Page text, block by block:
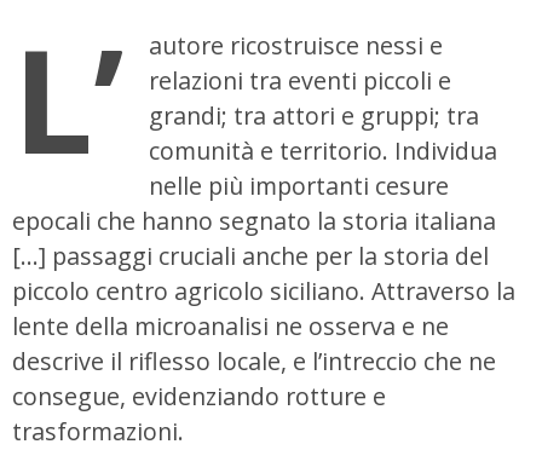
L’
autore ricostruisce nessi e
relazioni tra eventi piccoli e
grandi; tra attori e gruppi; tra
comunità e territorio. Individua
nelle più importanti cesure
epocali che hanno segnato la storia italiana
[…] passaggi cruciali anche per la storia del
piccolo centro agricolo siciliano. Attraverso la
lente della microanalisi ne osserva e ne
descrive il riflesso locale, e l’intreccio che ne
consegue, evidenziando rotture e
trasformazioni.